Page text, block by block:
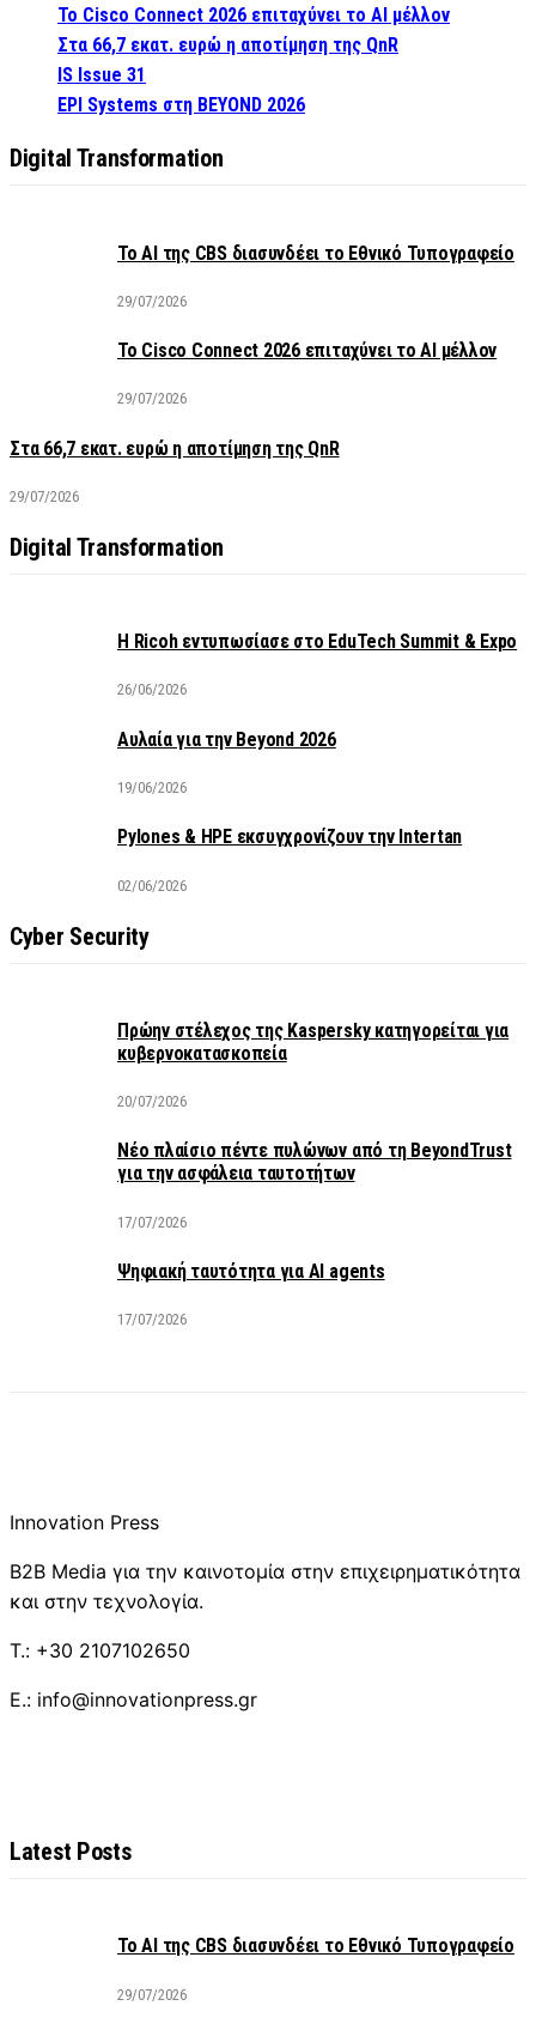
Το Cisco Connect 2026 επιταχύνει το AI μέλλον
Στα 66,7 εκατ. ευρώ η αποτίμηση της QnR
IS Issue 31
EPI Systems στη BEYOND 2026
Digital Transformation
Το AI της CBS διασυνδέει το Εθνικό Τυπογραφείο
29/07/2026
Το Cisco Connect 2026 επιταχύνει το AI μέλλον
29/07/2026
Στα 66,7 εκατ. ευρώ η αποτίμηση της QnR
29/07/2026
Digital Transformation
Η Ricoh εντυπωσίασε στο EduTech Summit & Expo
26/06/2026
Αυλαία για την Beyond 2026
19/06/2026
Pylones & HPE εκσυγχρονίζουν την Intertan
02/06/2026
Cyber Security
Πρώην στέλεχος της Kaspersky κατηγορείται για
κυβερνοκατασκοπεία
20/07/2026
Νέο πλαίσιο πέντε πυλώνων από τη BeyondTrust
για την ασφάλεια ταυτοτήτων
17/07/2026
Ψηφιακή ταυτότητα για AI agents
17/07/2026
Innovation Press
B2B Media για την καινοτομία στην επιχειρηματικότητα
και στην τεχνολογία.
T.: +30 2107102650
E.: info@innovationpress.gr
Latest Posts
Το AI της CBS διασυνδέει το Εθνικό Τυπογραφείο
29/07/2026